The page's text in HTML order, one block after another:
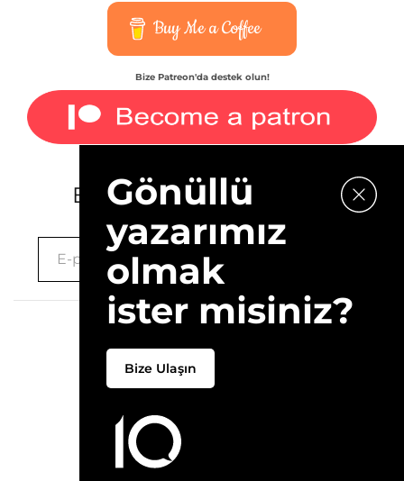
Buy Me a Coffee
Bize Patreon'da destek olun!
E-bültenimize kaydolun.
Hakkımızda
Gönüllü
yazarımız
olmak
ister misiniz?
Bize Ulaşın